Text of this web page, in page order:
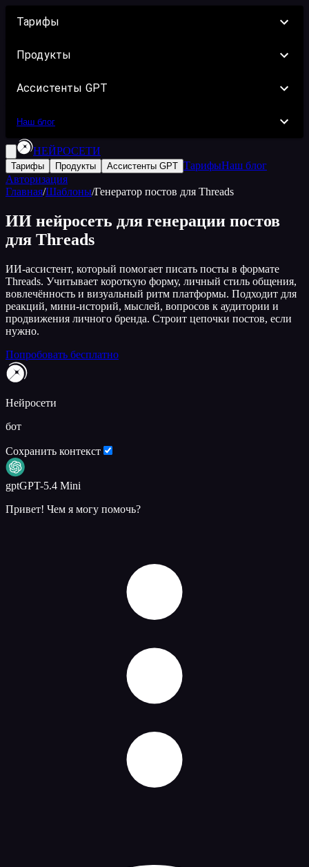
Тарифы
Продукты
Ассистенты GPT
Наш блог
НЕЙРОСЕТИ
Тарифы Продукты Ассистенты GPT ТарифыНаш блог
Авторизация
Главная/Шаблоны/Генератор постов для Threads
ИИ нейросеть для генерации постов
для Threads
ИИ-ассистент, который помогает писать посты в формате
Threads. Учитывает короткую форму, личный стиль общения,
вовлечённость и визуальный ритм платформы. Подходит для
реакций, мини-историй, мыслей, вопросов к аудитории и
продвижения личного бренда. Строит цепочки постов, если
нужно.
Попробовать бесплатно
Нейросети
бот
Сохранить контекст
gptGPT-5.4 Mini
Привет! Чем я могу помочь?